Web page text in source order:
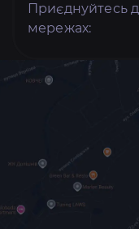
Приєднуйтесь
мережах: